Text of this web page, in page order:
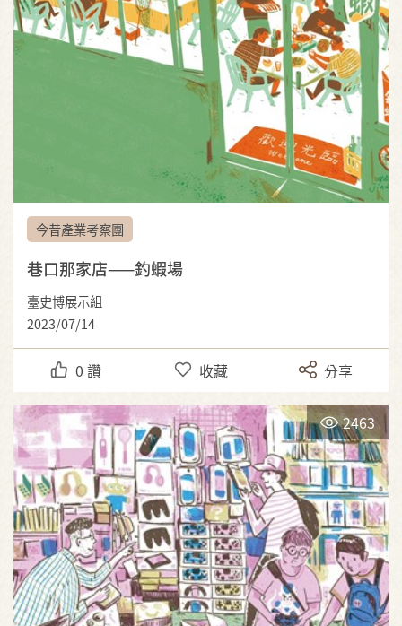
今昔產業考察團
巷口那家店——釣蝦場
臺史博展示組
2023/07/14
0 讚 收藏 分享
2463